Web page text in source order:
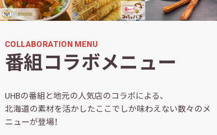
COLLABORATION MENU
番組コラボメニュー
UHBの番組と地元の人気店のコラボによる、
北海道の素材を活かしたここでしか味わえない数々のメ
ニューが登場！